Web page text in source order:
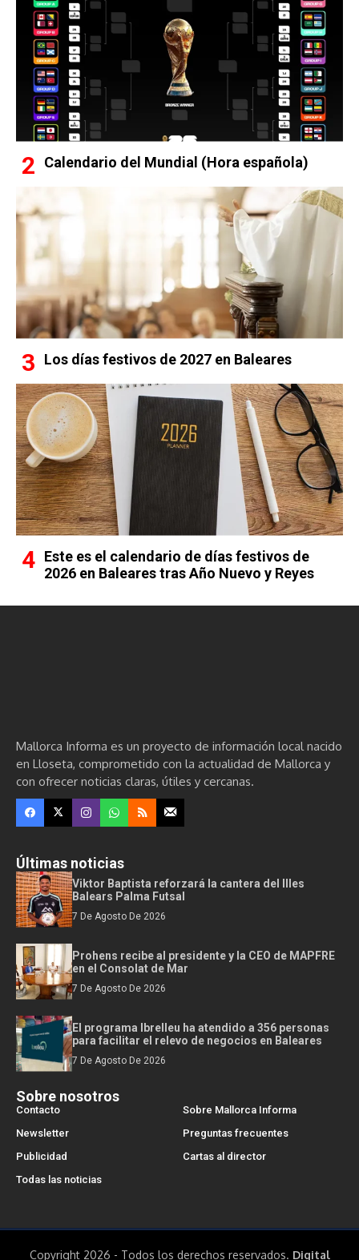
Calendario del Mundial (Hora española)
Los días festivos de 2027 en Baleares
Este es el calendario de días festivos de
2026 en Baleares tras Año Nuevo y Reyes
Mallorca Informa es un proyecto de información local nacido
en Lloseta, comprometido con la actualidad de Mallorca y
con ofrecer noticias claras, útiles y cercanas.
Últimas noticias
Viktor Baptista reforzará la cantera del Illes
Balears Palma Futsal
7 De Agosto De 2026
Prohens recibe al presidente y la CEO de MAPFRE
en el Consolat de Mar
7 De Agosto De 2026
El programa Ibrelleu ha atendido a 356 personas
para facilitar el relevo de negocios en Baleares
7 De Agosto De 2026
Sobre nosotros
Contacto
Sobre Mallorca Informa
Newsletter
Preguntas frecuentes
Publicidad
Cartas al director
Todas las noticias
Copyright 2026 - Todos los derechos reservados. Digital